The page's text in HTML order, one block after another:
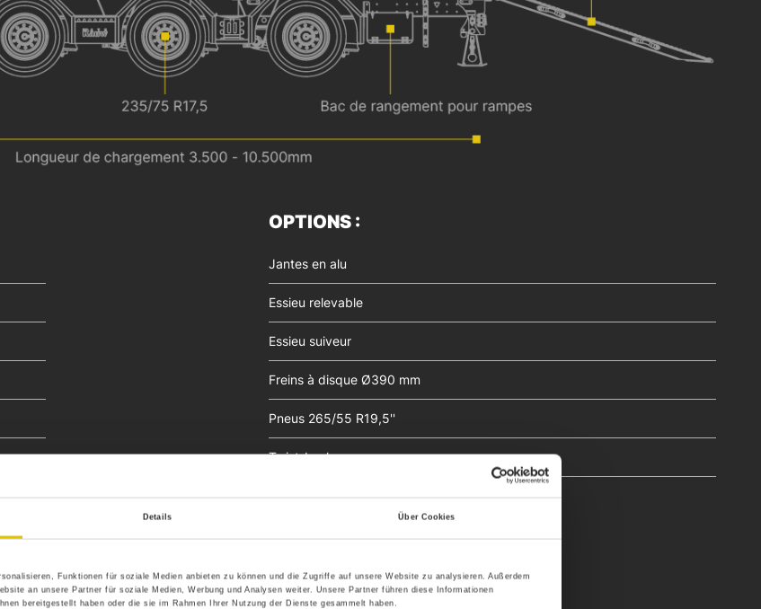
Details Über Cookies
Funktionen für soziale Medien anbieten zu können und die Zugriffe auf unsere Website zu analysieren. Außerdem
an unsere Partner für soziale Medien, Werbung und Analysen weiter. Unsere Partner führen diese Informationen
bereitgestellt haben oder die sie im Rahmen Ihrer Nutzung der Dienste gesammelt haben.
OPTIONS :
Jantes en alu
Essieu relevable
Essieu suiveur
Freins à disque Ø390 mm
Pneus 265/55 R19,5''
Twist-Lock
Boîtes pour ranchers